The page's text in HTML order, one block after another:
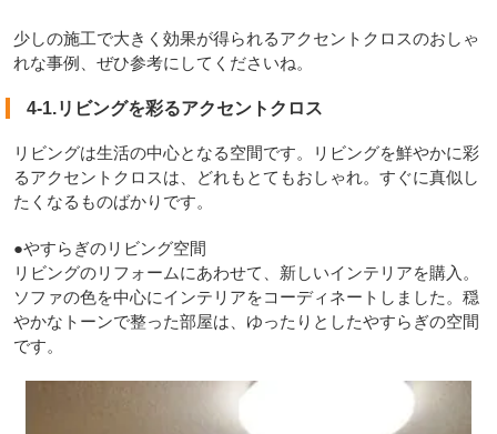
少しの施工で大きく効果が得られるアクセントクロスのおしゃ
れな事例、ぜひ参考にしてくださいね。
4-1.リビングを彩るアクセントクロス
リビングは生活の中心となる空間です。リビングを鮮やかに彩
るアクセントクロスは、どれもとてもおしゃれ。すぐに真似し
たくなるものばかりです。
●やすらぎのリビング空間
リビングのリフォームにあわせて、新しいインテリアを購入。
ソファの色を中心にインテリアをコーディネートしました。穏
やかなトーンで整った部屋は、ゆったりとしたやすらぎの空間
です。